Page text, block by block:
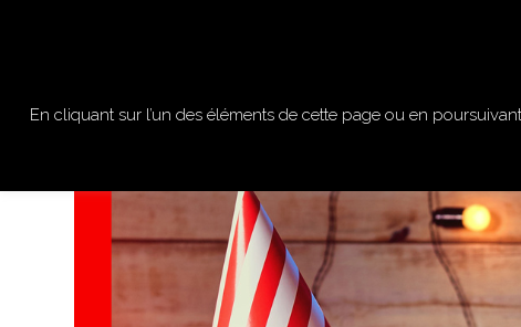
En cliquant sur l’un des éléments de cette page ou en